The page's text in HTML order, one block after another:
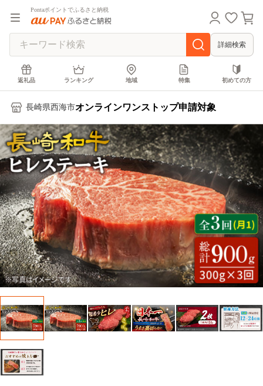
Pontaポイントでふるさと納税
詳細検索
返礼品 ランキング 地域 特集 初めての方
長崎県西海市オンラインワンストップ申請対象